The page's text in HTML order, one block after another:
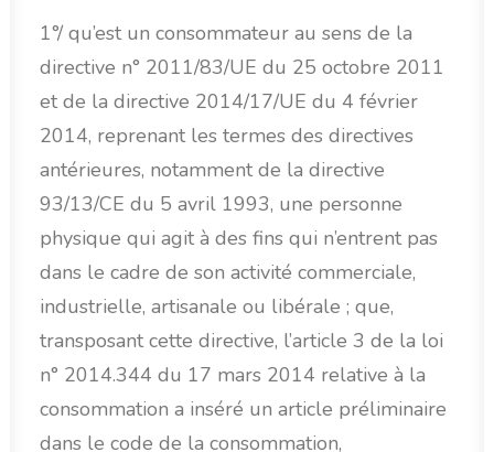
1°/ qu’est un consommateur au sens de la
directive n° 2011/83/UE du 25 octobre 2011
et de la directive 2014/17/UE du 4 février
2014, reprenant les termes des directives
antérieures, notamment de la directive
93/13/CE du 5 avril 1993, une personne
physique qui agit à des fins qui n’entrent pas
dans le cadre de son activité commerciale,
industrielle, artisanale ou libérale ; que,
transposant cette directive, l’article 3 de la loi
n° 2014.344 du 17 mars 2014 relative à la
consommation a inséré un article préliminaire
dans le code de la consommation,